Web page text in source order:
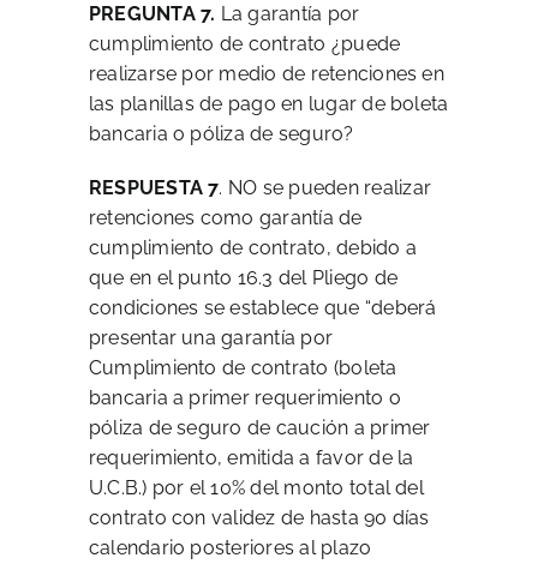
PREGUNTA 7. La garantía por
cumplimiento de contrato ¿puede
realizarse por medio de retenciones en
las planillas de pago en lugar de boleta
bancaria o póliza de seguro?
RESPUESTA 7. NO se pueden realizar
retenciones como garantía de
cumplimiento de contrato, debido a
que en el punto 16.3 del Pliego de
condiciones se establece que “deberá
presentar una garantía por
Cumplimiento de contrato (boleta
bancaria a primer requerimiento o
póliza de seguro de caución a primer
requerimiento, emitida a favor de la
U.C.B.) por el 10% del monto total del
contrato con validez de hasta 90 días
calendario posteriores al plazo